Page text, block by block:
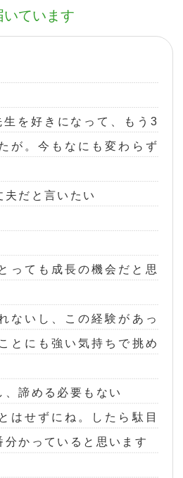
いています
を好きになって、もう3
が。今もなにも変わらず
夫だと言いたい
っても成長の機会だと思
ないし、この経験があっ
とにも強い気持ちで挑め
諦める必要もない
はせずにね。したら駄目
かっていると思います